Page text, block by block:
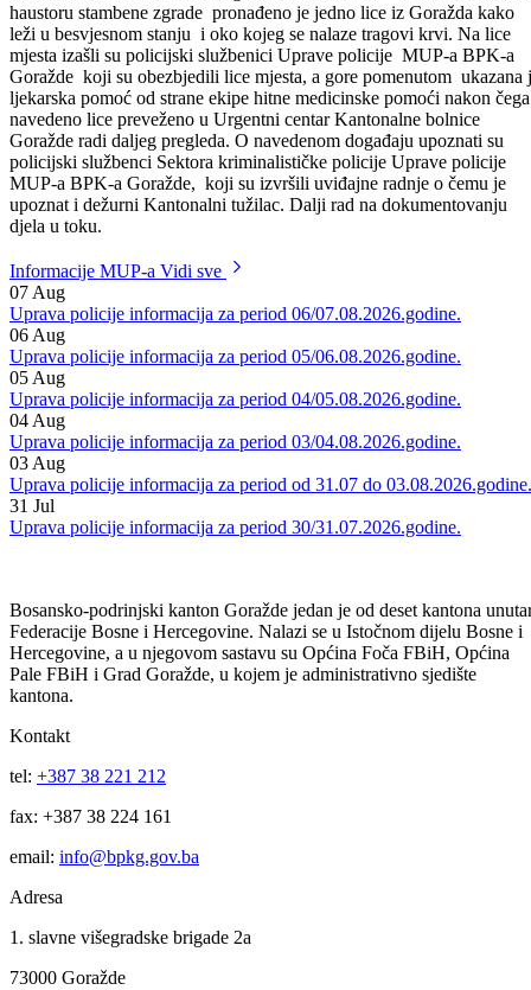
Odštampaj stranicu
U protekla 24 sata na području Bosansko-podrinjskog kantona
Goražde, u ulici 1.Drinske brigade u Vitkovićima – Grad Goražde, u
haustoru stambene zgrade pronađeno je jedno lice iz Goražda kako
leži u besvjesnom stanju i oko kojeg se nalaze tragovi krvi. Na lice
mjesta izašli su policijski službenici Uprave policije MUP-a BPK-a
Goražde koji su obezbjedili lice mjesta, a gore pomenutom ukazana
ljekarska pomoć od strane ekipe hitne medicinske pomoći nakon čega
navedeno lice preveženo u Urgentni centar Kantonalne bolnice
Goražde radi daljeg pregleda. O navedenom događaju upoznati su
policijski službenci Sektora kriminalističke policije Uprave policije
upoznat i dežurni Kantonalni tužilac. Dalji rad na dokumentovanju
djela u toku.
Informacije MUP-a
07Aug
Uprava policije informacija za period 06/07.08.2026.godine.
06Aug
Uprava policije informacija za period 05/06.08.2026.godine.
05Aug
Uprava policije informacija za period 04/05.08.2026.godine.
04Aug
Uprava policije informacija za period 03/04.08.2026.godine.
03Aug